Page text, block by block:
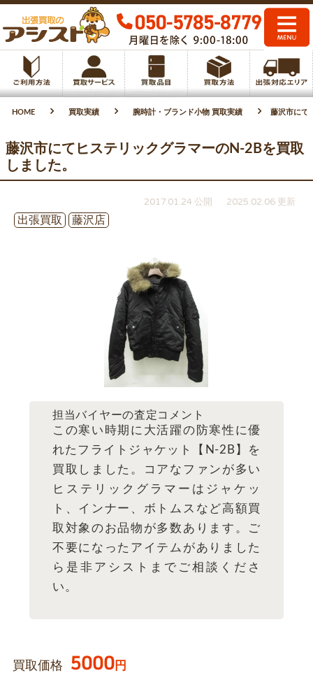
HOME 買取実績 腕時計・ブランド小物 買取実績 藤沢市にて
藤沢市にてヒステリックグラマーのN-2Bを買取
しました。
2017.01.24 公開
2025.02.06 更新
出張買取
藤沢店
担当バイヤーの査定コメント
この寒い時期に大活躍の防寒性に優
れたフライトジャケット【N-2B】を
買取しました。コアなファンが多い
ヒステリックグラマーはジャケッ
ト、インナー、ボトムスなど高額買
取対象のお品物が多数あります。ご
不要になったアイテムがありました
ら是非アシストまでご相談くださ
い。
買取価格 5000円